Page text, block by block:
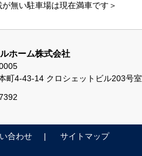
無い駐車場は現在満車です＞
ホーム株式会社
町4-43-14 クロシェットビル203号室
合わせ サイトマップ